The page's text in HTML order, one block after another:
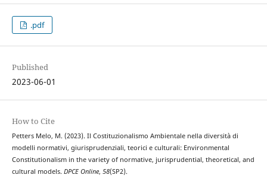
.pdf
Published
2023-06-01
How to Cite
Petters Melo, M. (2023). Il Costituzionalismo Ambientale nella diversità di
modelli normativi, giurisprudenziali, teorici e culturali: Environmental
Constitutionalism in the variety of normative, jurisprudential, theoretical, and
cultural models. DPCE Online, 58(SP2).